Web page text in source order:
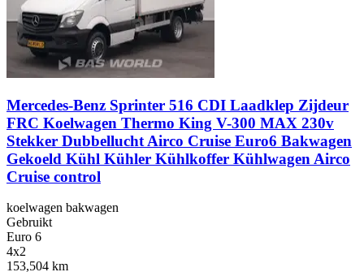
Mercedes-Benz Sprinter 516 CDI Laadklep Zijdeur
FRC Koelwagen Thermo King V-300 MAX 230v
Stekker Dubbellucht Airco Cruise Euro6 Bakwagen
Gekoeld Kühl Kühler Kühlkoffer Kühlwagen Airco
Cruise control
koelwagen bakwagen
Gebruikt
Euro 6
4x2
153,504 km